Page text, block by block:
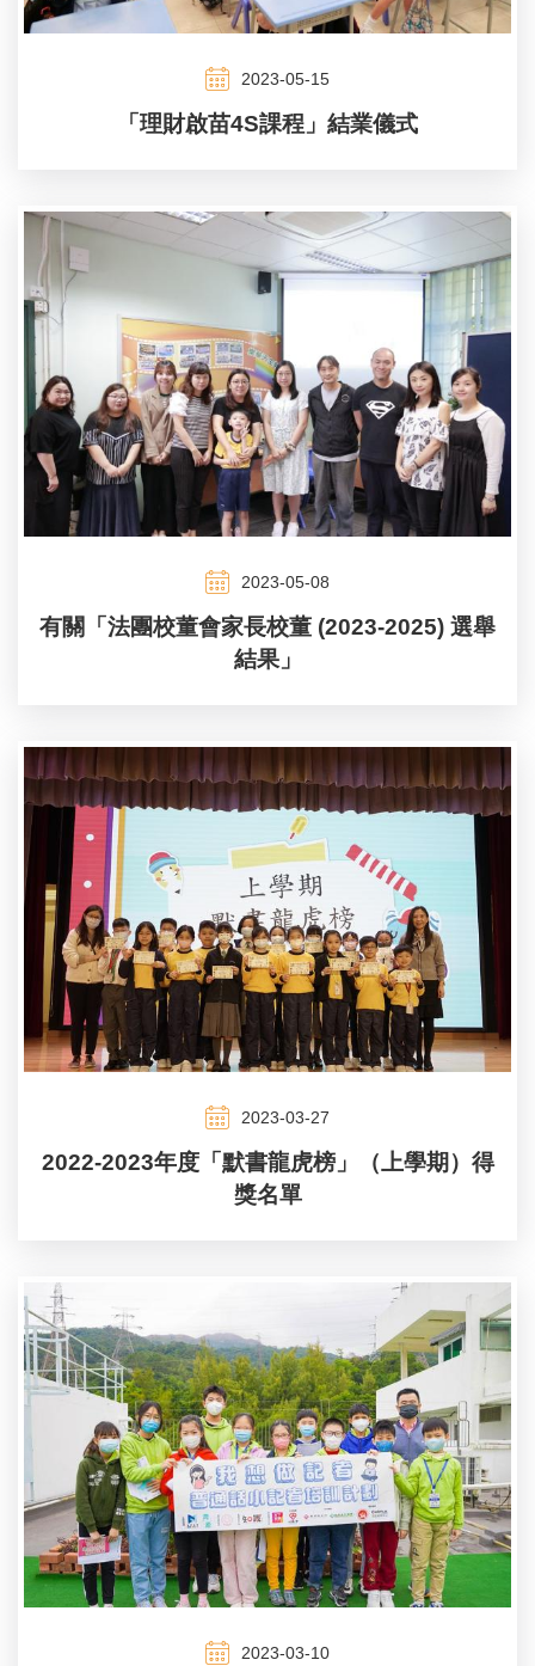
2023-05-15
「理財啟苗4S課程」結業儀式
2023-05-08
有關「法團校董會家長校董 (2023-2025) 選舉
結果」
2023-03-27
2022-2023年度「默書龍虎榜」（上學期）得
獎名單
2023-03-10